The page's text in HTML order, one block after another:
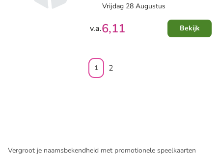
Vrijdag 28 Augustus
v.a.6,11 Bekijk
1 2
Vergroot je naamsbekendheid met promotionele speelkaarten